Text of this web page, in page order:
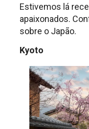
Estivemos lá
apaixonados.
sobre o Japão.
Kyoto